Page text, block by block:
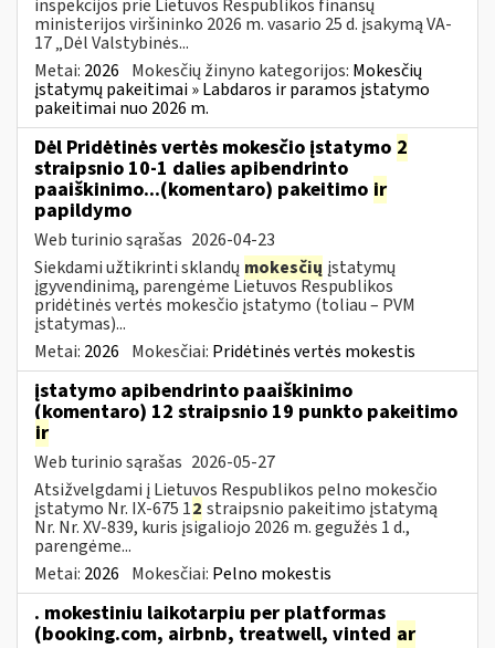
inspekcijos prie Lietuvos Respublikos finansų
ministerijos viršininko 2026 m. vasario 25 d. įsakymą VA-
17 „Dėl Valstybinės...
Metai: 2026 Mokesčių žinyno kategorijos: Mokesčių
įstatymų pakeitimai » Labdaros ir paramos įstatymo
pakeitimai nuo 2026 m.
Dėl Pridėtinės vertės mokesčio įstatymo 2
straipsnio 10-1 dalies apibendrinto
paaiškinimo...(komentaro) pakeitimo ir
papildymo
Web turinio sąrašas 2026-04-23
Siekdami užtikrinti sklandų mokesčių įstatymų
įgyvendinimą, parengėme Lietuvos Respublikos
pridėtinės vertės mokesčio įstatymo (toliau – PVM
įstatymas)...
Metai: 2026 Mokesčiai: Pridėtinės vertės mokestis
įstatymo apibendrinto paaiškinimo
(komentaro) 12 straipsnio 19 punkto pakeitimo
ir
Web turinio sąrašas 2026-05-27
Atsižvelgdami į Lietuvos Respublikos pelno mokesčio
įstatymo Nr. IX-675 12 straipsnio pakeitimo įstatymą
Nr. Nr. XV-839, kuris įsigaliojo 2026 m. gegužės 1 d.,
parengėme...
Metai: 2026 Mokesčiai: Pelno mokestis
. mokestiniu laikotarpiu per platformas
(booking.com, airbnb, treatwell, vinted ar